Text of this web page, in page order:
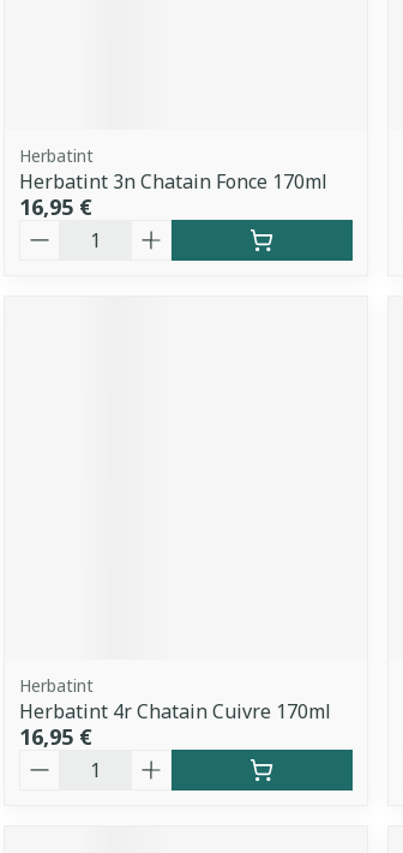
Herbatint
Herbatint 3n Chatain Fonce 170ml
16,95 €
Quantité
Herbatint
Herbatint 4r Chatain Cuivre 170ml
16,95 €
Quantité